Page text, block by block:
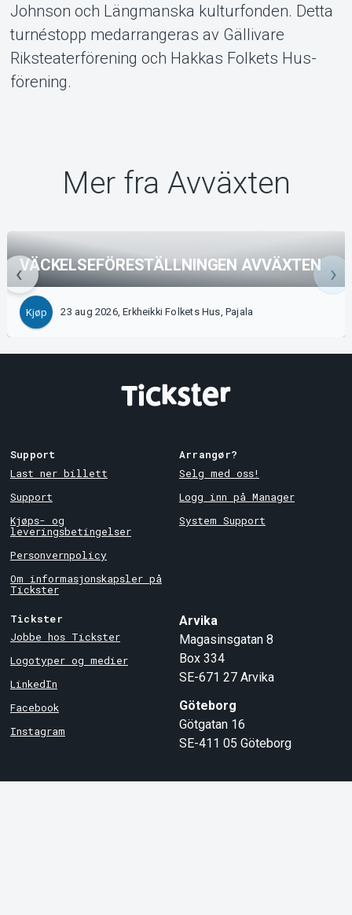
Johnson och Längmanska kulturfonden. Detta
turnéstopp medarrangeras av Gällivare
Riksteaterförening och Hakkas Folkets Hus-
förening.
Mer fra Avväxten
VÄCKELSEFÖRESTÄLLNINGEN AVVÄXTEN
Kjøp 23 aug 2026, Erkheikki Folkets Hus, Pajala
Support
Last ner billett
Support
Kjøps- og
leveringsbetingelser
Personvernpolicy
Om informasjonskapsler på
Tickster
Arrangør?
Selg med oss!
Logg inn på Manager
System Support
Tickster
Jobbe hos Tickster
Logotyper og medier
LinkedIn
Facebook
Instagram
Arvika
Magasinsgatan 8
Box 334
SE-671 27 Arvika
Göteborg
Götgatan 16
SE-411 05 Göteborg